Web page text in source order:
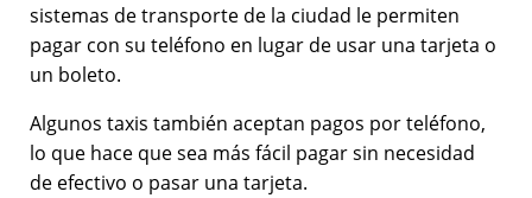
sistemas de transporte de la ciudad le permiten
pagar con su teléfono en lugar de usar una tarjeta o
un boleto.
Algunos taxis también aceptan pagos por teléfono,
lo que hace que sea más fácil pagar sin necesidad
de efectivo o pasar una tarjeta.